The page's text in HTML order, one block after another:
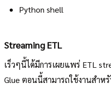
Python shell
Streaming ETL
เร็วๆนี้ได้มีการเผยแพร่ ETL
Glue ตอนนี้สามารถใช้งานสำห